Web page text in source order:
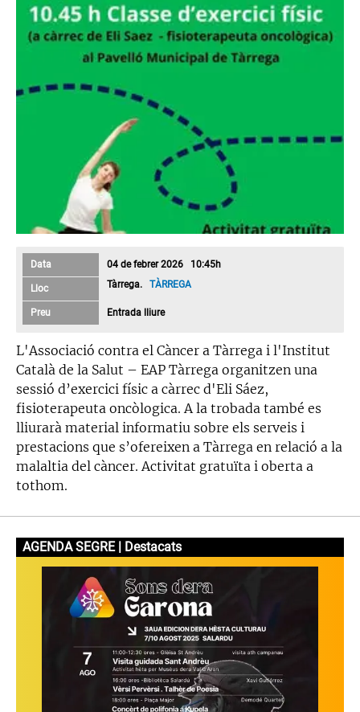
Data 04 de febrer 2026 10:45h
Lloc Tàrrega.TÀRREGA
Preu Entrada lliure
L'Associació contra el Càncer a Tàrrega i l'Institut
Català de la Salut – EAP Tàrrega organitzen una
sessió d’exercici físic a càrrec d'Eli Sáez,
fisioterapeuta oncòlogica. A la trobada també es
lliurarà material informatiu sobre els serveis i
prestacions que s’ofereixen a Tàrrega en relació a la
malaltia del càncer. Activitat gratuïta i oberta a
tothom.
AGENDA SEGRE | Destacats